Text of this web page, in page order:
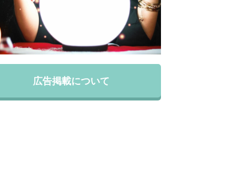
広告掲載について